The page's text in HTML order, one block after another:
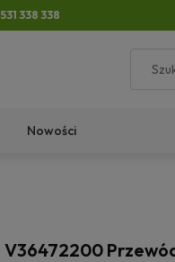
531 338 338
Nowości
V36472200